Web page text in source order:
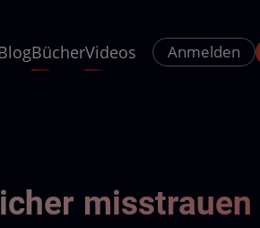
BücherVideos Anmelden